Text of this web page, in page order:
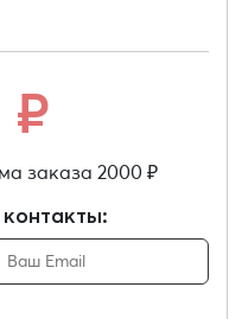
₽
заказа 2000 ₽